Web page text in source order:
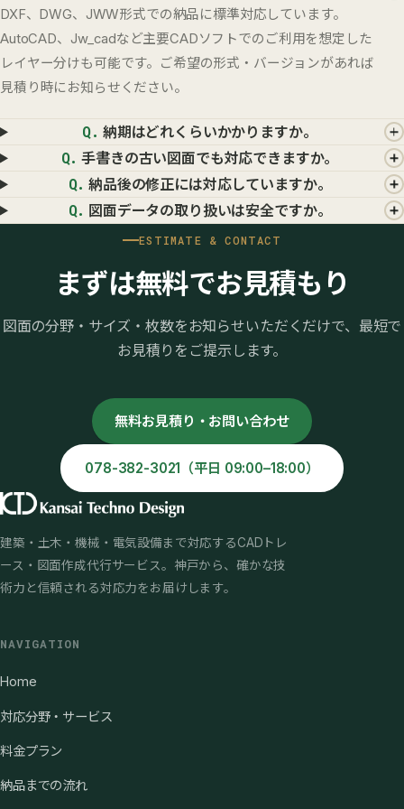
DXF、DWG、JWW形式での納品に標準対応しています。
AutoCAD、Jw_cadなど主要CADソフトでのご利用を想定した
レイヤー分けも可能です。ご希望の形式・バージョンがあれば
見積り時にお知らせください。
Q. 納期はどれくらいかかりますか。
Q. 手書きの古い図面でも対応できますか。
Q. 納品後の修正には対応していますか。
Q. 図面データの取り扱いは安全ですか。
ESTIMATE & CONTACT
まずは無料でお見積もり
図面の分野・サイズ・枚数をお知らせいただくだけで、最短で
お見積りをご提示します。
無料お見積り・お問い合わせ
078-382-3021（平日 09:00–18:00）
建築・土木・機械・電気設備まで対応するCADトレ
ース・図面作成代行サービス。神戸から、確かな技
術力と信頼される対応力をお届けします。
NAVIGATION
Home
対応分野・サービス
料金プラン
納品までの流れ